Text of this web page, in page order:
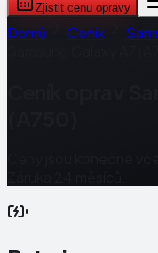
Zjistit cenu opravy
Domů Ceník